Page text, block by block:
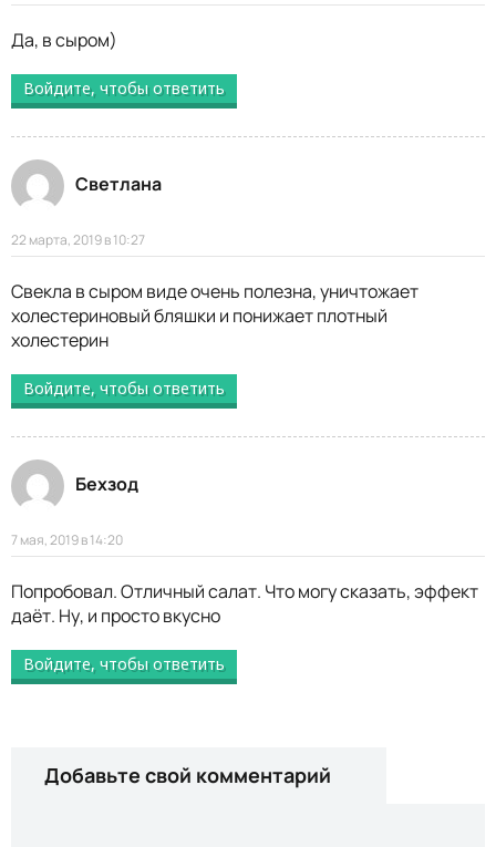
Да, в сыром)
Войдите, чтобы ответить
Светлана
22 марта, 2019 в 10:27
Свекла в сыром виде очень полезна, уничтожает
холестериновый бляшки и понижает плотный
холестерин
Войдите, чтобы ответить
Бехзод
7 мая, 2019 в 14:20
Попробовал. Отличный салат. Что могу сказать, эффект
даёт. Ну, и просто вкусно
Войдите, чтобы ответить
Добавьте свой комментарий